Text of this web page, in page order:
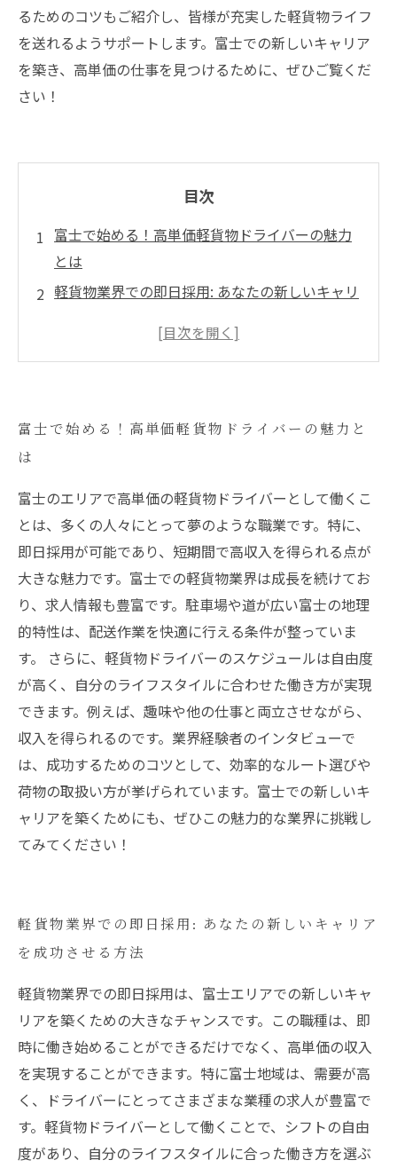
るためのコツもご紹介し、皆様が充実した軽貨物ライフ
を送れるようサポートします。富士での新しいキャリア
を築き、高単価の仕事を見つけるために、ぜひご覧くだ
さい！
目次
富士で始める！高単価軽貨物ドライバーの魅力
とは
軽貨物業界での即日採用: あなたの新しいキャリ
自由度の高い働き方: 富士での軽貨物ライフの利
イバーインタビュー
仕事を見つけよう
充実した軽貨物ライフを送るために知っておく
べきこと
富士での高単価軽貨物ドライバーとしての新た
な挑戦を楽しもう
富士で始める！高単価軽貨物ドライバーの魅力と
は
富士のエリアで高単価の軽貨物ドライバーとして働くこ
とは、多くの人々にとって夢のような職業です。特に、
即日採用が可能であり、短期間で高収入を得られる点が
大きな魅力です。富士での軽貨物業界は成長を続けてお
り、求人情報も豊富です。駐車場や道が広い富士の地理
的特性は、配送作業を快適に行える条件が整っていま
す。 さらに、軽貨物ドライバーのスケジュールは自由度
が高く、自分のライフスタイルに合わせた働き方が実現
できます。例えば、趣味や他の仕事と両立させながら、
収入を得られるのです。業界経験者のインタビューで
は、成功するためのコツとして、効率的なルート選びや
荷物の取扱い方が挙げられています。富士での新しいキ
ャリアを築くためにも、ぜひこの魅力的な業界に挑戦し
てみてください！
軽貨物業界での即日採用: あなたの新しいキャリア
を成功させる方法
軽貨物業界での即日採用は、富士エリアでの新しいキャ
リアを築くための大きなチャンスです。この職種は、即
時に働き始めることができるだけでなく、高単価の収入
を実現することができます。特に富士地域は、需要が高
く、ドライバーにとってさまざまな業種の求人が豊富で
す。軽貨物ドライバーとして働くことで、シフトの自由
度があり、自分のライフスタイルに合った働き方を選ぶ